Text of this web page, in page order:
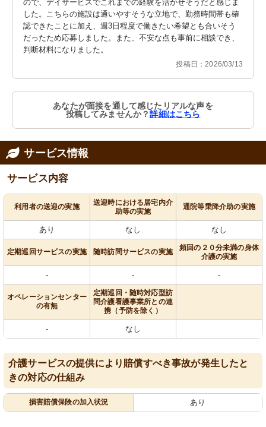
ので、デイサービスでこれまでの経験を活かせそうだと感じま
した。こちらの施設は通いやすそうな立地で、勤務時間帯も確
認できたことに加え、週3日程度で働きたい希望とも合いそう
だったため応募しました。また、不安な点も事前に相談でき、
判断材料になりました。
投稿日：2026/03/13
あなたが面接を通して感じたリアルな声を
投稿してみませんか？詳細はこちら
サービス情報
サービス内容
利用者の送迎の実施
送迎時における居宅内介
助等の実施
通院等乗降介助の実施
あり なし なし
定期巡回サービスの実施 随時訪問サービスの実施
頻回の２０分未満の身体
介護の実施
- - -
オペレーションセンター
の有無
定期巡回・随時対応型訪
問介護看護事業所との連
携（予防を除く）
- なし
介護サービスの提供により賠償すべき事故が発生したと
きの対応の仕組み
損害賠償保険の加入状況 あり